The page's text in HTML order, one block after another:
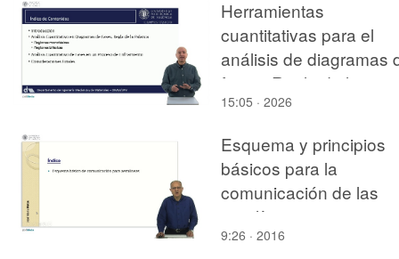
Herramientas
cuantitativas para el
análisis de diagramas
fases. Regla de la
palanca
15:05 · 2026
Esquema y principios
básicos para la
comunicación de las
aerolíneas
9:26 · 2016